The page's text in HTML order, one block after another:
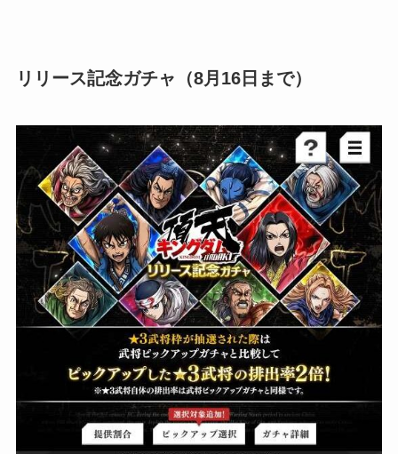
リリース記念ガチャ（8月16日まで）